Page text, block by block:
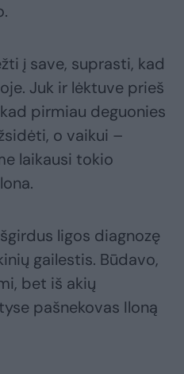
į save, suprasti, kad
Juk ir lėktuve prieš
pirmiau deguonies
o vaikui –
laikausi tokio
ligos diagnozę
gailestis. Būdavo,
bet iš akių
pašnekovas Iloną